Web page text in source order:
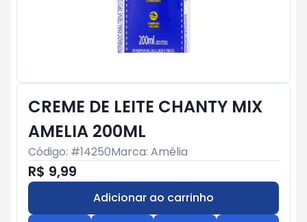
CREME DE LEITE CHANTY MIX
AMELIA 200ML
Código: #14250Marca: Amélia
R$ 9,99
Adicionar ao carrinho